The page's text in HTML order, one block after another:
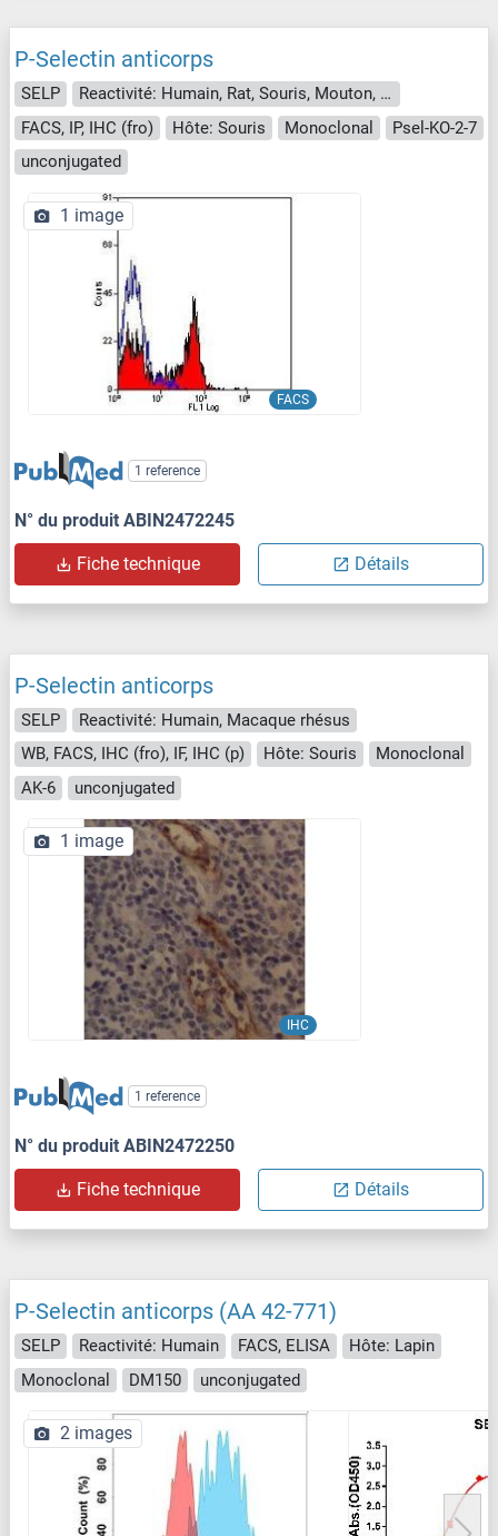
P-Selectin anticorps
SELP
Reactivité: Humain, Rat, Souris, Mouton, Chévre, Boeuf (Vache), Cat, Cheval
FACS, IP, IHC (fro)
Hôte: Souris Monoclonal
Psel-KO-2-7
unconjugated
FACS
1 image
1 reference
N° du produit ABIN2472245
Fiche technique Détails
P-Selectin anticorps
SELP
Reactivité: Humain, Macaque rhésus
WB, FACS, IHC (fro), IF, IHC (p)
Hôte: Souris
Monoclonal
AK-6
unconjugated
IHC
1 image
1 reference
N° du produit ABIN2472250
Fiche technique Détails
P-Selectin anticorps (AA 42-771)
SELP Reactivité: Humain FACS, ELISA
Hôte: Lapin
Monoclonal
DM150 unconjugated
2 images